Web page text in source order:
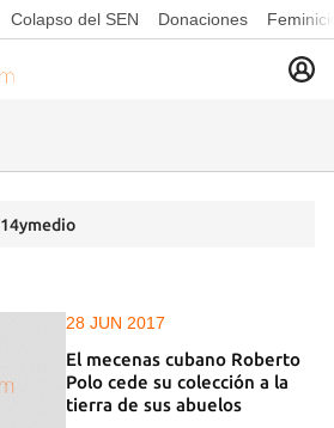
Colapso del SEN Donaciones
28 JUN 2017
El mecenas cubano Roberto
Polo cede su colección a la
tierra de sus abuelos